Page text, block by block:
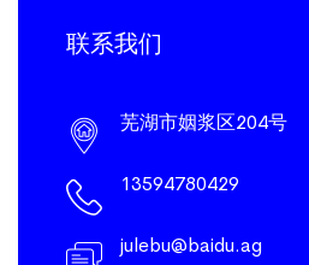
联系我们
芜湖市姻浆区204号
13594780429
julebu@baidu.ag